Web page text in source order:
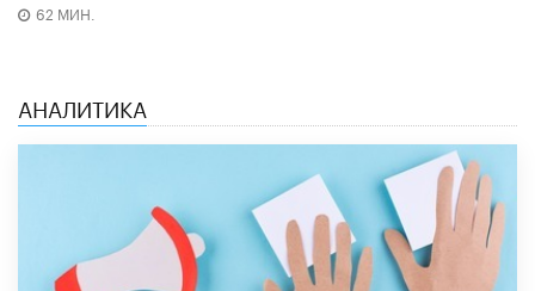
62 МИН.
АНАЛИТИКА